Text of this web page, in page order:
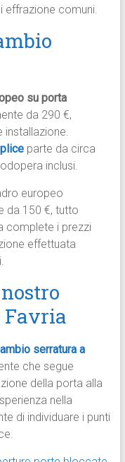
effrazione comuni.
su porta
da 290 €,
installazione.
parte da circa
inclusi.
europeo
da 150 €, tutto
complete i prezzi
effettuata
Favria
serratura a
che segue
della porta alla
nella
di individuare i punti